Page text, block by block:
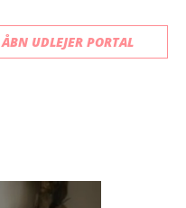
ÅBN UDLEJER PORTAL